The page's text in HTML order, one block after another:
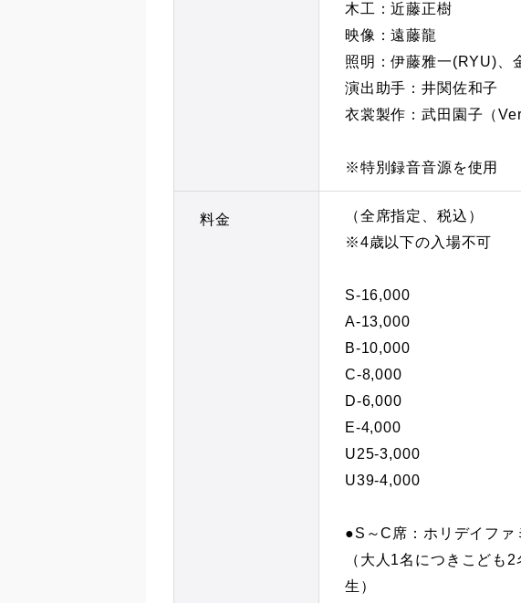
木工：近藤正樹
映像：遠藤龍
照明：伊藤雅一(RYU)、
演出助手：井関佐和子
衣裳製作：武田園子（
※特別録音音源を使用
料金
（全席指定、税込）
※4歳以下の入場不可
S-16,000
A-13,000
B-10,000
C-8,000
D-6,000
E-4,000
U25-3,000
U39-4,000
●S～C席：ホリデイファ
（大人1名につきこども
生）